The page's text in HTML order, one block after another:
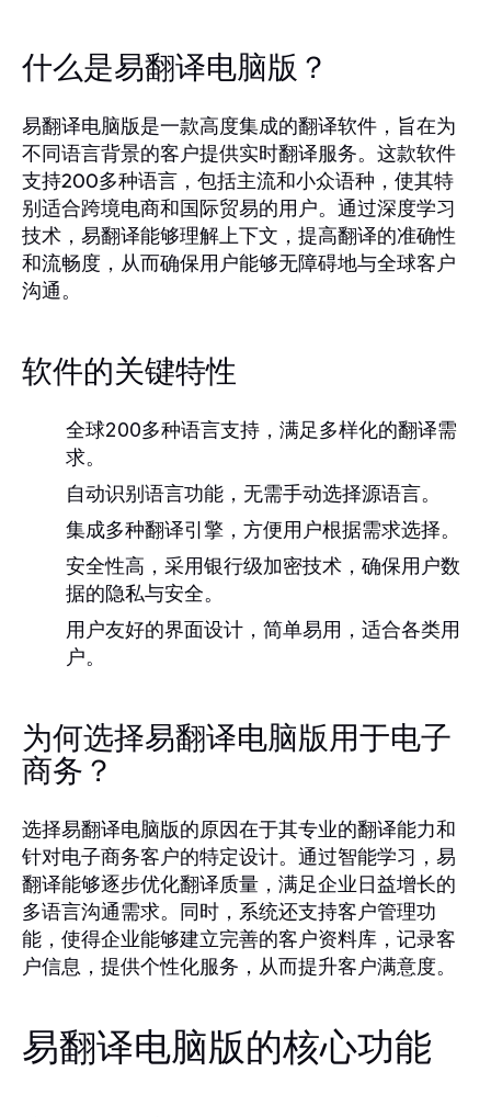
什么是易翻译电脑版？
易翻译电脑版是一款高度集成的翻译软件，旨在为
不同语言背景的客户提供实时翻译服务。这款软件
支持200多种语言，包括主流和小众语种，使其特
别适合跨境电商和国际贸易的用户。通过深度学习
技术，易翻译能够理解上下文，提高翻译的准确性
和流畅度，从而确保用户能够无障碍地与全球客户
沟通。
软件的关键特性
全球200多种语言支持，满足多样化的翻译需
求。
自动识别语言功能，无需手动选择源语言。
集成多种翻译引擎，方便用户根据需求选择。
安全性高，采用银行级加密技术，确保用户数
据的隐私与安全。
用户友好的界面设计，简单易用，适合各类用
户。
为何选择易翻译电脑版用于电子
商务？
选择易翻译电脑版的原因在于其专业的翻译能力和
针对电子商务客户的特定设计。通过智能学习，易
翻译能够逐步优化翻译质量，满足企业日益增长的
多语言沟通需求。同时，系统还支持客户管理功
能，使得企业能够建立完善的客户资料库，记录客
户信息，提供个性化服务，从而提升客户满意度。
易翻译电脑版的核心功能